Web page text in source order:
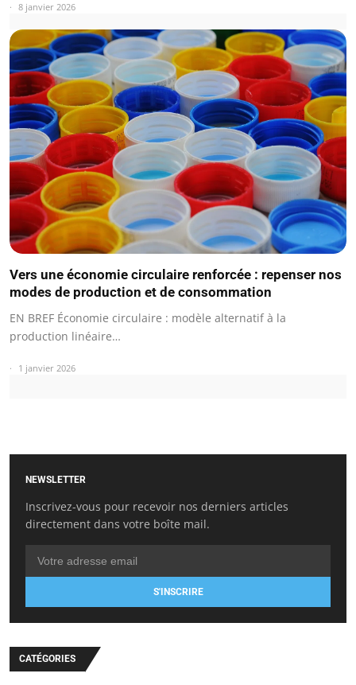
8 janvier 2026
Vers une économie circulaire renforcée : repenser nos
modes de production et de consommation
EN BREF Économie circulaire : modèle alternatif à la
production linéaire…
1 janvier 2026
NEWSLETTER
Inscrivez-vous pour recevoir nos derniers articles
directement dans votre boîte mail.
S'INSCRIRE
CATÉGORIES